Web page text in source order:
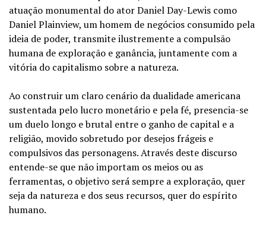
atuação monumental do ator Daniel Day-Lewis como
Daniel Plainview, um homem de negócios consumido pela
ideia de poder, transmite ilustremente a compulsão
humana de exploração e ganância, juntamente com a
vitória do capitalismo sobre a natureza.
Ao construir um claro cenário da dualidade americana
sustentada pelo lucro monetário e pela fé, presencia-se
um duelo longo e brutal entre o ganho de capital e a
religião, movido sobretudo por desejos frágeis e
compulsivos das personagens. Através deste discurso
entende-se que não importam os meios ou as
ferramentas, o objetivo será sempre a exploração, quer
seja da natureza e dos seus recursos, quer do espírito
humano.